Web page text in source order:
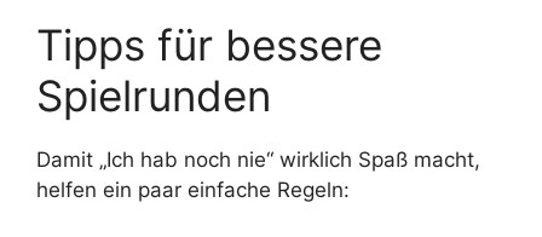
Tipps für bessere
Spielrunden
Damit „Ich hab noch nie“ wirklich Spaß macht,
helfen ein paar einfache Regeln: